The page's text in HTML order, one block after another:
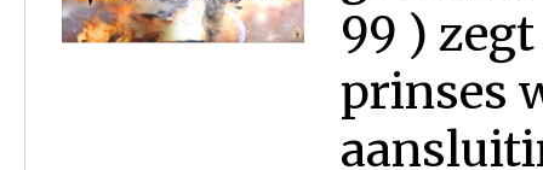
99 )
prinses